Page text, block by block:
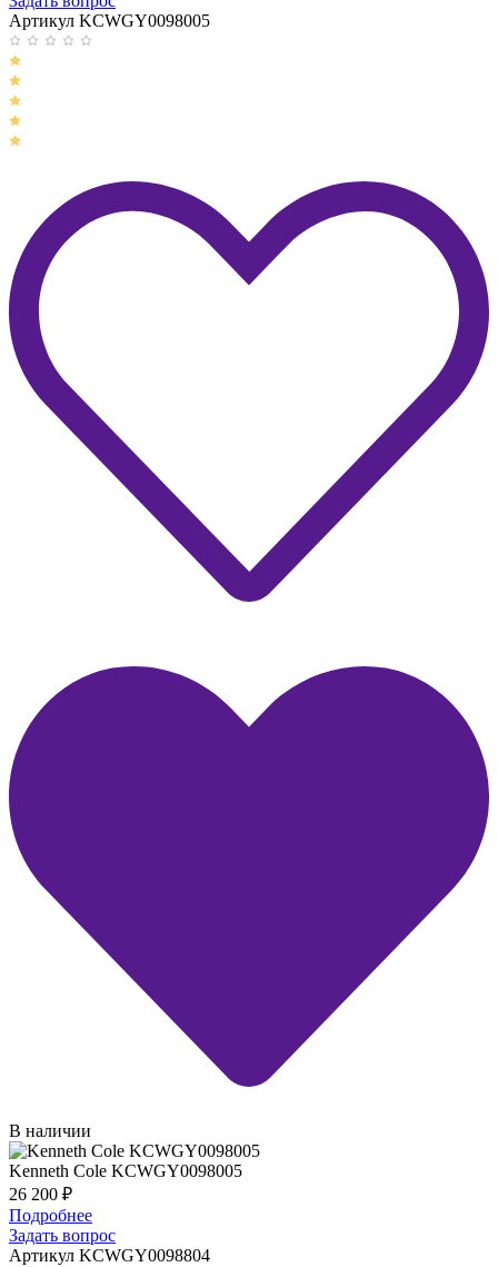
Артикул KCWGY0098005
В наличии
Kenneth Cole KCWGY0098005
26 200 ₽
Подробнее
Задать вопрос
Артикул KCWGY0098804